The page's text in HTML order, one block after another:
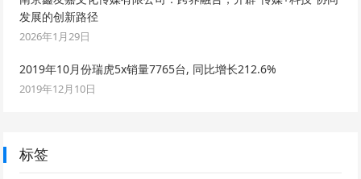
发展的创新路径
2026年1月29日
2019年10月份瑞虎5x销量7765台, 同比增长212.6%
2019年12月10日
标签